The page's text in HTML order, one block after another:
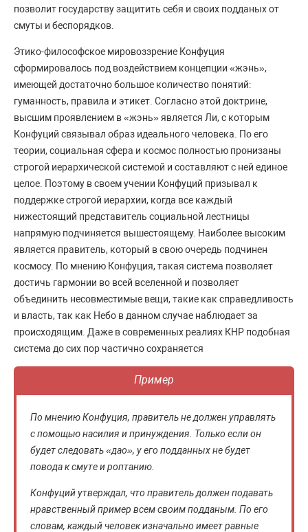
позволит государству защитить себя и своих подданых от
смуты и беспорядков.
Этико-философское мировоззрение Конфуция
сформировалось под воздействием концепции «жэнь»,
имеющей достаточно большое количество понятий:
гуманность, правила и этикет. Согласно этой доктрине,
высшим проявлением в «жэнь» является Ли, с которым
Конфуций связывал образ идеального человека. По его
теории, социальная сфера и космос полностью пронизаны
строгой иерархической системой и составляют с ней единое
целое. Поэтому в своем учении Конфуций призывал к
поддержке строгой иерархии, когда все каждый
нижестоящий представитель социальной лестницы
напрямую подчиняется вышестоящему. Наиболее высоким
является правитель, который в свою очередь подчинен
космосу. По мнению Конфуция, такая система позволяет
достичь гармонии во всей вселенной и позволяет
объединить несовместимые вещи, такие как справедливость
и власть, так как Небо в данном случае наблюдает за
происходящим. Даже в современных реалиях КНР подобная
система до сих пор частично сохраняется
Пример
По мнению Конфуция, правитель не должен управлять
с помощью насилия и принуждения. Только если он
будет следовать «дао», у его подданных не будет
повода к смуте и роптанию.
Конфуций утверждал, что правитель должен подавать
нравственный пример всем своим подданым. По его
словам, каждый человек изначально имеет равные